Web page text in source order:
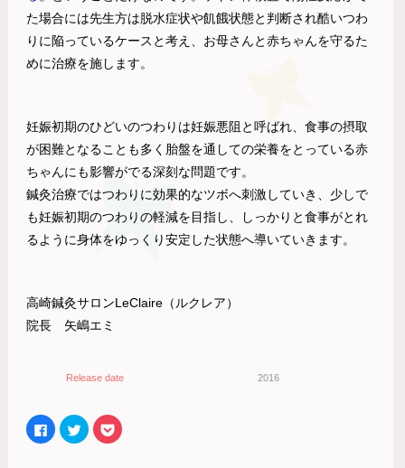
た場合には先生方は脱水症状や飢餓状態と判断され酷いつわ
りに陥っているケースと考え、お母さんと赤ちゃんを守るた
めに治療を施します。
妊娠初期のひどいのつわりは妊娠悪阻と呼ばれ、食事の摂取
が困難となることも多く胎盤を通しての栄養をとっている赤
ちゃんにも影響がでる深刻な問題です。
鍼灸治療ではつわりに効果的なツボへ刺激していき、少しで
も妊娠初期のつわりの軽減を目指し、しっかりと食事がとれ
るように身体をゆっくり安定した状態へ導いていきます。
高崎鍼灸サロンLeClaire（ルクレア）
院長 矢嶋エミ
Release date 2016
Facebook
で
ク
リ
ク
リ